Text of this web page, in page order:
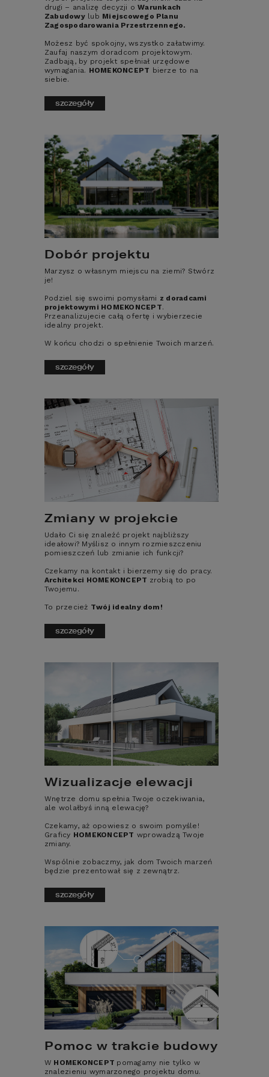
drugi – analizę decyzji oWarunkach
Zabudowylub Miejscowego Planu
Zagospodarowania Przestrzennego.
Możesz być spokojny, wszystko załatwimy.
Zaufaj naszym doradcom projektowym.
Zadbają, by projekt spełniał urzędowe
wymagania. HOMEKONCEPT bierze to na
siebie.
szczegóły
Dobór projektu
Marzysz o własnym miejscu na ziemi? Stwórz
je!
Podziel się swoimi pomysłami z doradcami
projektowymi HOMEKONCEPT.
Przeanalizujecie całą ofertę i wybierzecie
idealny projekt.
W końcu chodzi o spełnienie Twoich marzeń.
szczegóły
Zmiany w projekcie
Udało Ci się znaleźć projekt najbliższy
ideałowi? Myślisz o innym rozmieszczeniu
pomieszczeń lub zmianie ich funkcji?
Czekamy na kontakt i bierzemy się do pracy.
Architekci HOMEKONCEPT zrobią to po
Twojemu.
To przecież Twój idealny dom!
szczegóły
Wizualizacje elewacji
Wnętrze domu spełnia Twoje oczekiwania,
ale wolałbyś inną elewację?
Czekamy, aż opowiesz o swoim pomyśle!
Graficy HOMEKONCEPT wprowadzą Twoje
zmiany.
Wspólnie zobaczmy, jak dom Twoich marzeń
będzie prezentował się z zewnątrz.
szczegóły
Pomoc w trakcie budowy
W HOMEKONCEPT pomagamy nie tylko w
znalezieniu wymarzonego projektu domu.
Kup Rysunki elewacji w DWG taniej w
zestawiez Rysunkami elewacji w DWG
tylko 990 zł.
PROJEKT INSTALACJI SMART READY
z myślą o przyszłości – Twój dom
rozwiązania.
CENA:
890zł
dodaj do koszyka szczegóły
POLECAMY
SZCZEGÓŁOWY KOSZTORYS
INWESTORSKI
Pozwala oszacować i zaplanować
CENA: 590zł
dodaj do koszyka szczegóły
UPROSZCZONE PLIKI DWG
Rzuty oraz przekrój do wykorzystania
np. podczas projektowania wnętrz.
CENA: 590zł
dodaj do koszyka szczegóły
Zestaw rysunków do wykorzystania np.
podczas projektowania elewacji.
CENA: 590zł
dodaj do koszyka szczegóły